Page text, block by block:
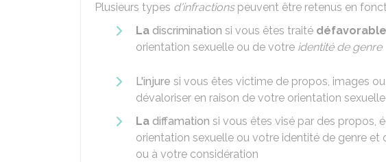
Plusieurs types d'infractionspeuvent être retenus en
La discrimination si vous êtes traité
orientation sexuelle ou de votre identité de genre
L'injure si vous êtes victime de propos, images
dévaloriser en raison de votre orientation
La diffamation si vous êtes visé par des propos,
orientation sexuelle ou votre identité de genre
ou à votre considération